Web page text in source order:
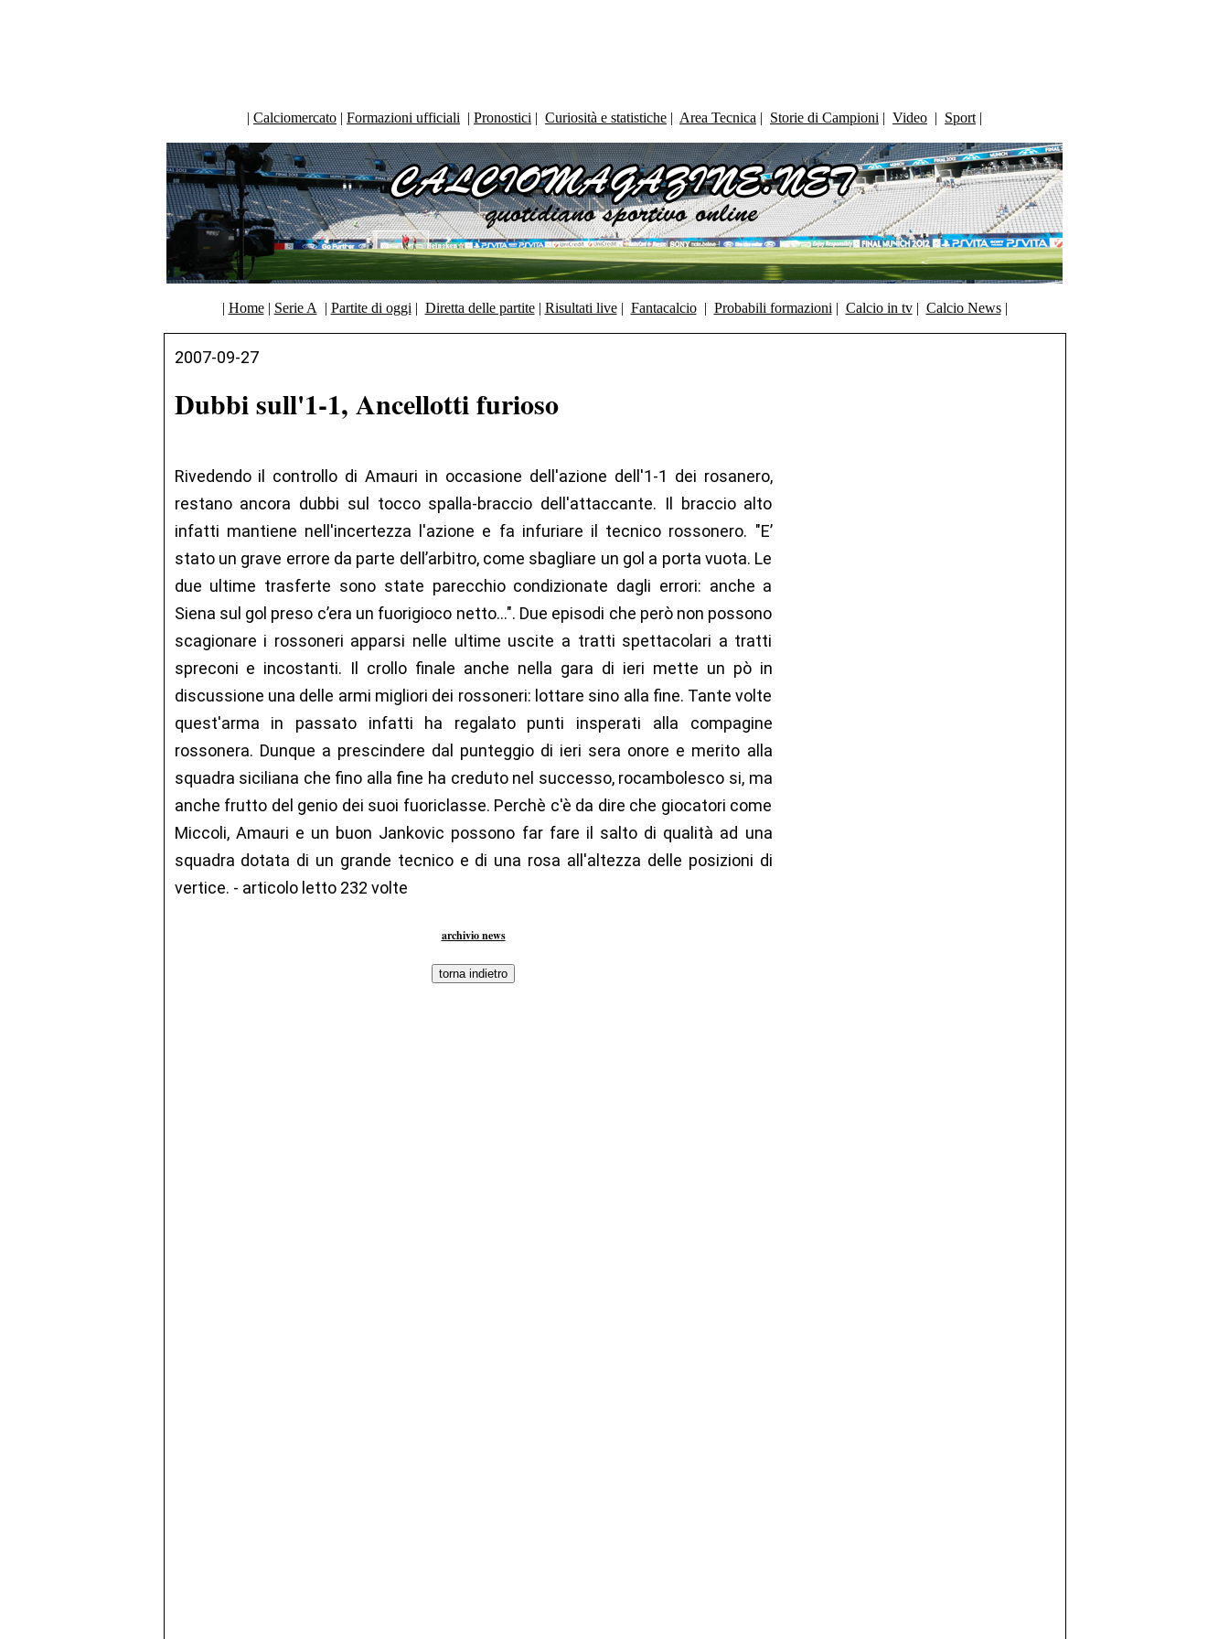
| Calciomercato | Formazioni ufficiali | Pronostici | Curiosità e statistiche | Area Tecnica | Storie di Campioni | Video | Sport |
| Home| Serie A | Partite di oggi | Diretta delle partite| Risultati live| Fantacalcio| Probabili formazioni | Calcio in tv| Calcio News|
2007-09-27
Dubbi sull'1-1, Ancellotti furioso
Rivedendo il controllo di Amauri in occasione dell'azione dell'1-1 dei rosanero,
restano ancora dubbi sul tocco spalla-braccio dell'attaccante. Il braccio alto
infatti mantiene nell'incertezza l'azione e fa infuriare il tecnico rossonero. "E’
stato un grave errore da parte dell’arbitro, come sbagliare un gol a porta vuota. Le
due ultime trasferte sono state parecchio condizionate dagli errori: anche a
Siena sul gol preso c’era un fuorigioco netto...". Due episodi che però non possono
scagionare i rossoneri apparsi nelle ultime uscite a tratti spettacolari a tratti
spreconi e incostanti. Il crollo finale anche nella gara di ieri mette un pò in
discussione una delle armi migliori dei rossoneri: lottare sino alla fine. Tante volte
quest'arma in passato infatti ha regalato punti insperati alla compagine
rossonera. Dunque a prescindere dal punteggio di ieri sera onore e merito alla
squadra siciliana che fino alla fine ha creduto nel successo, rocambolesco si, ma
anche frutto del genio dei suoi fuoriclasse. Perchè c'è da dire che giocatori come
Miccoli, Amauri e un buon Jankovic possono far fare il salto di qualità ad una
squadra dotata di un grande tecnico e di una rosa all'altezza delle posizioni di
vertice. - articolo letto 232 volte
archivio news